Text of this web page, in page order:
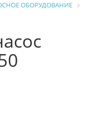
ОБОРУДОВАНИЕ